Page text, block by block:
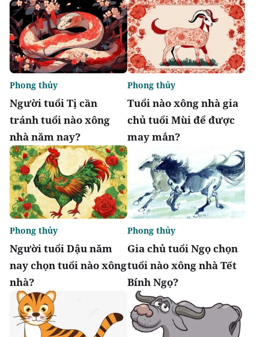
Người tuổi Tị cần
tránh tuổi nào xông
nhà năm nay?
Phong thủy
Tuổi nào xông nhà gia
chủ tuổi Mùi để được
may mắn?
Phong thủy
Người tuổi Dậu năm
nay chọn tuổi nào xông
nhà?
Phong thủy
Gia chủ tuổi Ngọ chọn
tuổi nào xông nhà Tết
Bính Ngọ?
Phong thủy